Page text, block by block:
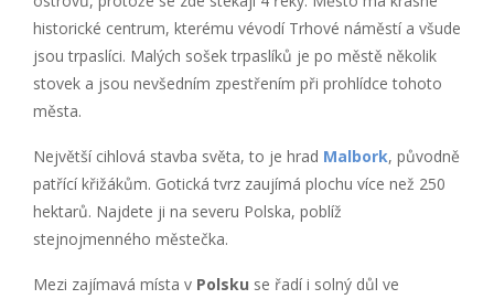
historické centrum, kterému vévodí Trhové náměstí a všude
jsou trpaslíci. Malých sošek trpaslíků je po městě několik
stovek a jsou nevšedním zpestřením při prohlídce tohoto
města.
Největší cihlová stavba světa, to je hrad Malbork, původně
patřící křižákům. Gotická tvrz zaujímá plochu více než 250
hektarů. Najdete ji na severu Polska, poblíž
stejnojmenného městečka.
Mezi zajímavá místa v Polsku se řadí i solný důl ve